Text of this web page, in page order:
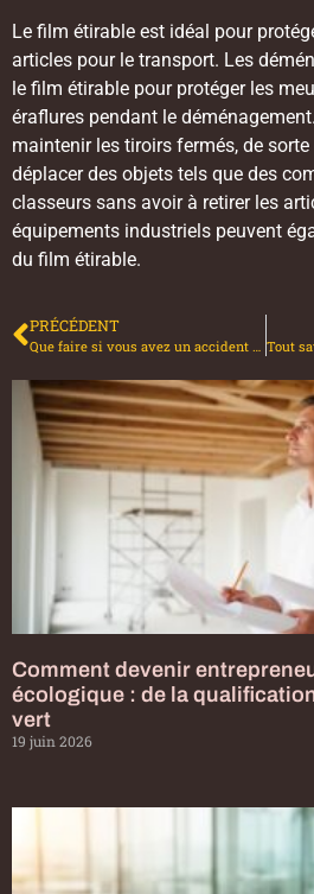
Le film étirable est idéal pour
articles pour le transport. Les
le film étirable pour protéger les
éraflures pendant le
maintenir les tiroirs fermés, de
déplacer des objets tels que des
classeurs sans avoir à retirer les
équipements industriels peuvent
du film étirable.
PRÉCÉDENT
Que faire si vous avez un accident de voiture ?
Comment devenir
écologique : de la
vert
19 juin 2026